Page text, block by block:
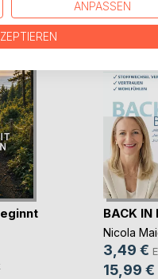
BACK IN
Nicola
3,49 €
15,99 €
ANPASSEN